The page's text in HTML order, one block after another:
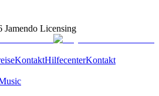
Jamendo Licensing
KontaktHilfecenterKontakt